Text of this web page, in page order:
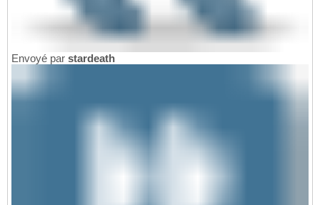
Envoyé par stardeath